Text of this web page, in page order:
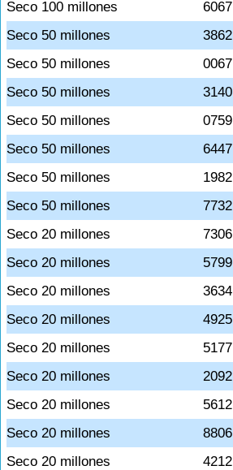
Seco 100 millones
6067
Seco 50 millones
3862
Seco 50 millones
0067
Seco 50 millones
3140
Seco 50 millones
0759
Seco 50 millones
6447
Seco 50 millones
1982
Seco 50 millones
7732
Seco 20 millones
7306
Seco 20 millones
5799
Seco 20 millones
3634
Seco 20 millones
4925
Seco 20 millones
5177
Seco 20 millones
2092
Seco 20 millones
5612
Seco 20 millones
8806
Seco 20 millones
4212